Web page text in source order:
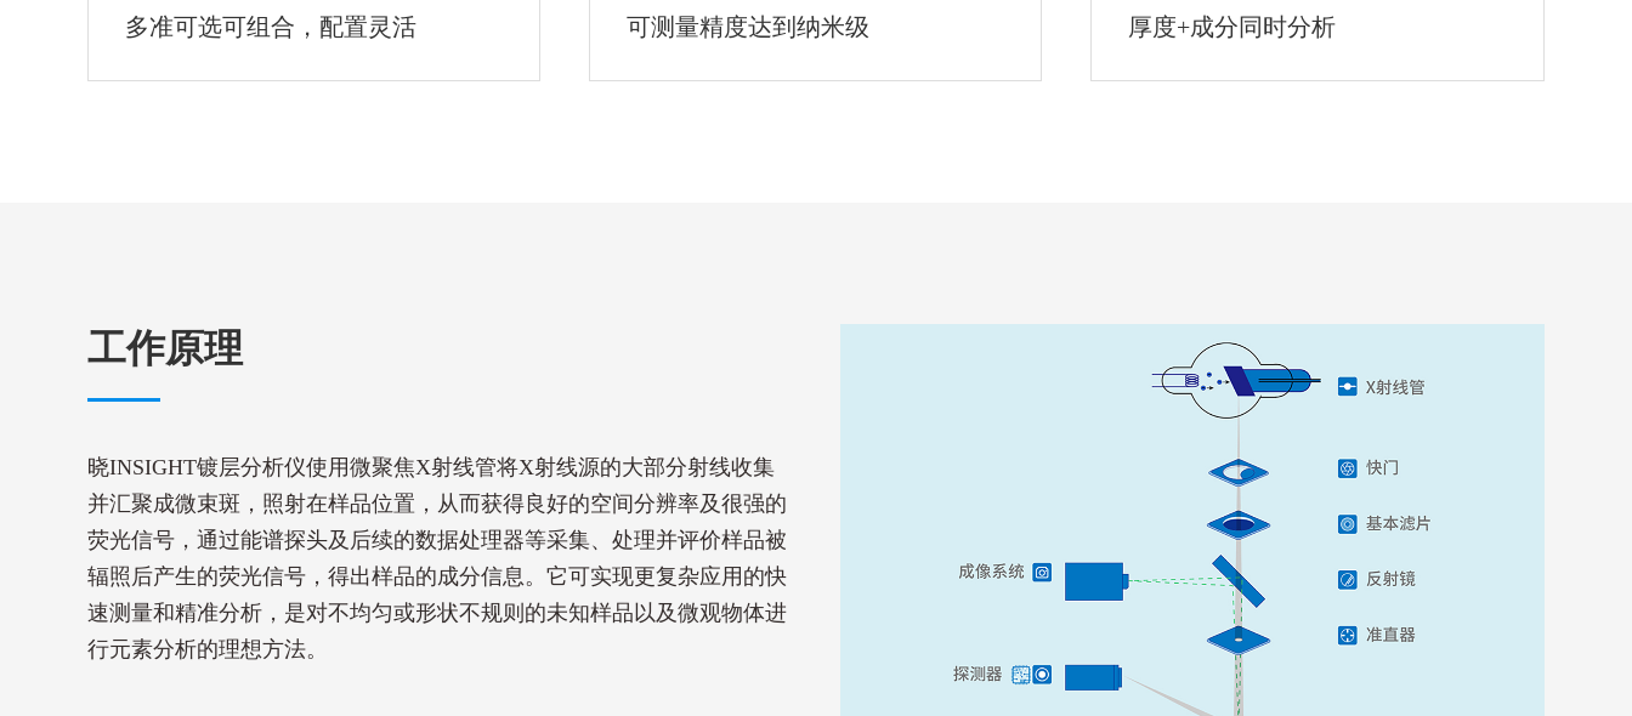
多准可选可组合，配置灵活 可测量精度达到纳米级 厚度+成分同时分析
工作原理
晓INSIGHT镀层分析仪使用微聚焦X射线管将X射线源的大部分射线收集
并汇聚成微束斑，照射在样品位置，从而获得良好的空间分辨率及很强的
荧光信号，通过能谱探头及后续的数据处理器等采集、处理并评价样品被
辐照后产生的荧光信号，得出样品的成分信息。它可实现更复杂应用的快
速测量和精准分析，是对不均匀或形状不规则的未知样品以及微观物体进
行元素分析的理想方法。